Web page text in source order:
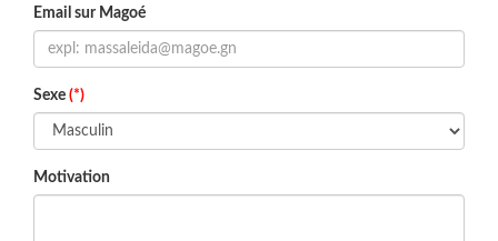
Email sur Magoé
Sexe (*)
Motivation